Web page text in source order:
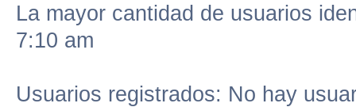
La mayor cantidad de usuarios
7:10 am
Usuarios registrados: No hay